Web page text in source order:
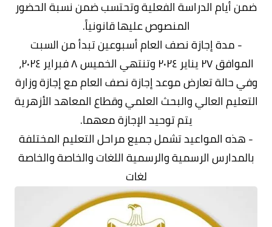
ضمن أيام الدراسة الفعلية وتحتسب ضمن نسبة الحضور
المنصوص عليها قانونياً.
- مدة إجازة نصف العام أسبوعين تبدأ من السبت
الموافق ٢٧ يناير ٢٠٢٤ وتنتهي الخميس ٨ فبراير ٢٠٢٤،
وفي حالة تعارض موعد إجازة نصف العام مع إجازة وزارة
التعليم العالي والبحث العلمي وقطاع المعاهد الأزهرية
يتم توحيد الإجازة معهما.
- هذه المواعيد تشمل جميع مراحل التعليم المختلفة
بالمدارس الرسمية والرسمية اللغات والخاصة والخاصة
لغات